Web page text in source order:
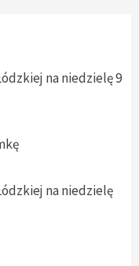
na niedzielę 9
na niedzielę